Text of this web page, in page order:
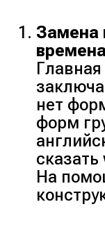
Замена
нет
форм
На